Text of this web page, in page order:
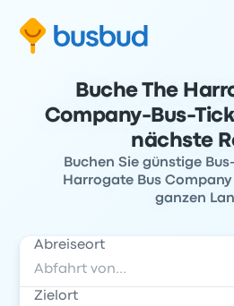
Buche The
Company-Bus-
nächste
Buchen Sie günstige
Harrogate Bus
ganzen
Abreiseort
Zielort